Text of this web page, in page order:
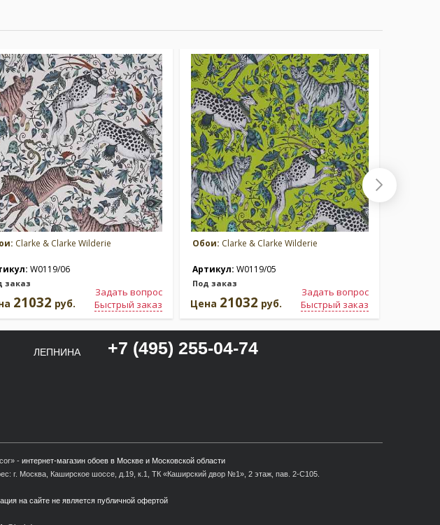
Clarke & Clarke Wilderie
W0119/06
заказ
Задать вопрос
Быстрый заказ
21032 руб.
Обои: Clarke & Clarke Wilderie
Артикул: W0119/05
Под заказ
Задать вопрос
Быстрый заказ
Цена 21032 руб.
ЛЕПНИНА +7 (495) 255-04-74
- интернет-магазин обоев в Москве и Московской области
г. Москва, Каширское шоссе, д.19, к.1, ТК «Каширский двор №1», 2 этаж, пав. 2-С105.
на сайте не является публичной офертой